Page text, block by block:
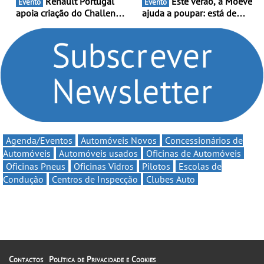
apoia criação do Challenge
compromisso com o
automobilismo nacional
continua em 2026
ajuda a poupar: está de
Volta” com descontos de
Agenda/Eventos Automóveis Novos
Concessionários de
Automóveis
Automóveis usados
Oficinas de Automóveis
Oficinas Pneus
Oficinas Vidros Pilotos
Escolas de
Condução
Centros de Inspecção Clubes Auto
Contactos Política de Privacidade e Cookies